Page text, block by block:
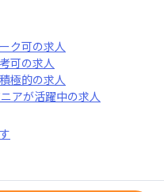
ク可の求人
可の求人
極的の求人
アが活躍中の求人